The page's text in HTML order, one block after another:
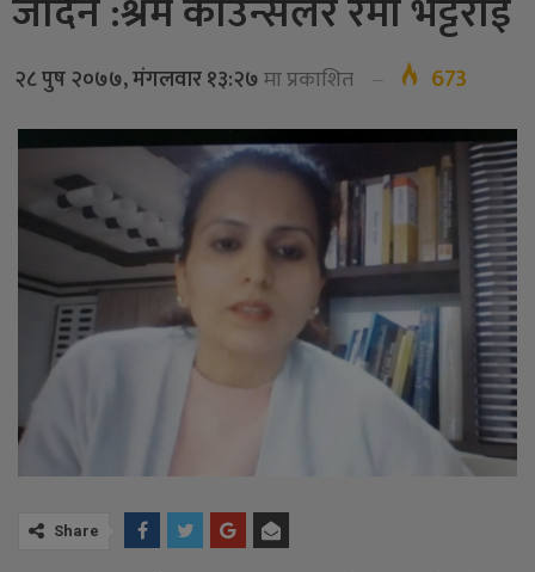
जादैन :श्रम काउन्सेलर रमा भट्टराई
२८ पुष २०७७, मंगलवार १३:२७मा प्रकाशित 673
Share